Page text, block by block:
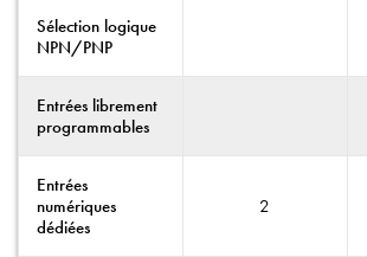
Sélection logique
NPN/PNP
Entrées librement
programmables
Entrées
numériques
dédiées
2